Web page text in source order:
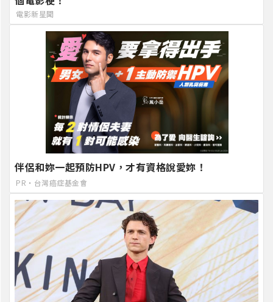
電影新星聞
伴侶和妳一起預防HPV，才有資格說愛妳！
PR・台灣癌症基金會